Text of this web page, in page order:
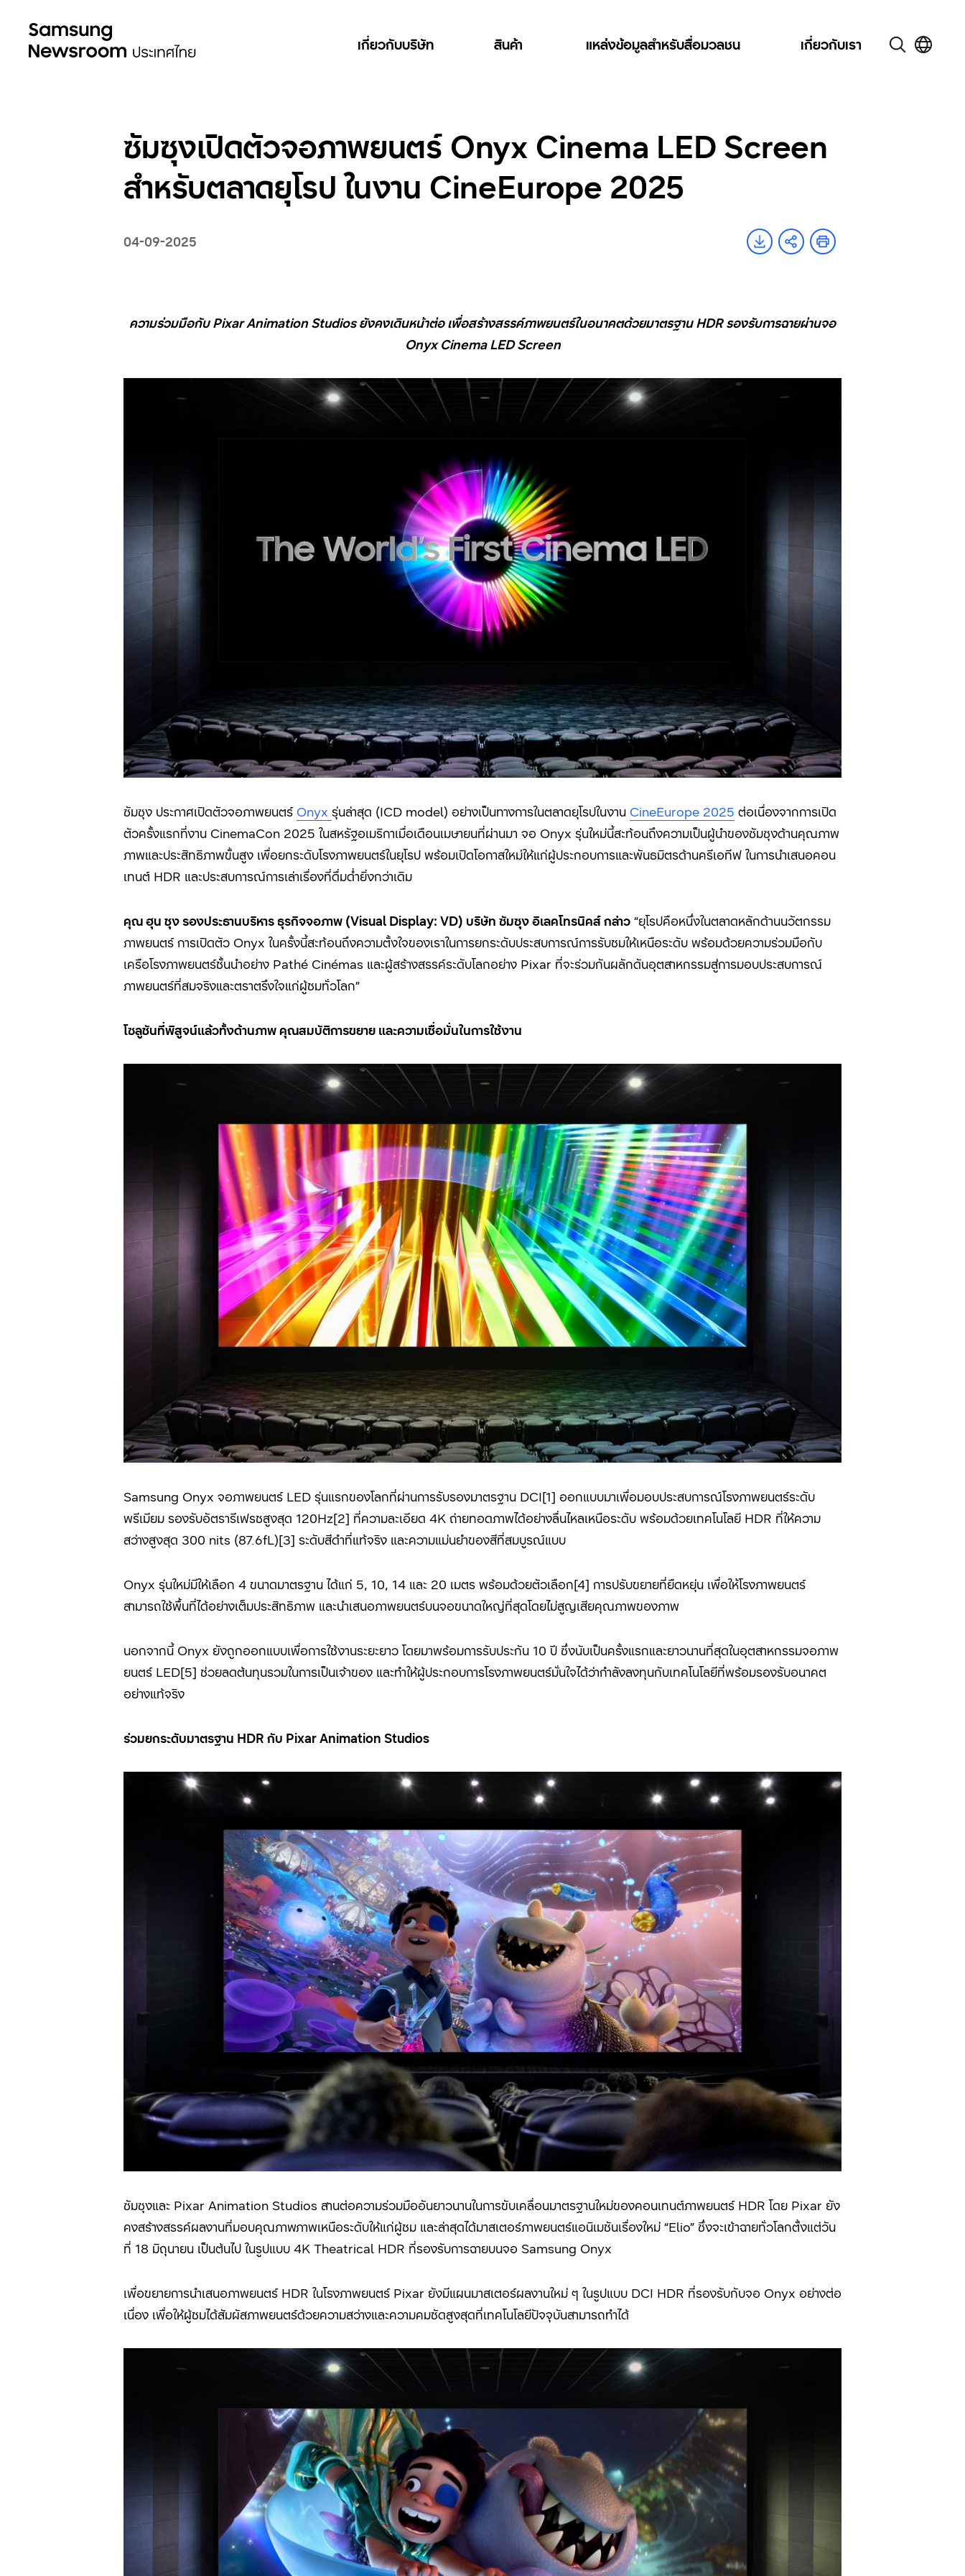
เกี่ยวกับบริษัท สินค้า แหล่งข้อมูลสำหรับสื่อมวลชน เกี่ยวกับเรา
ซัมซุงเปิดตัวจอภาพยนตร์ Onyx Cinema LED Screen
สำหรับตลาดยุโรป ในงาน CineEurope 2025
04-09-2025
ความร่วมมือกับ Pixar Animation Studios ยังคงเดินหน้าต่อ เพื่อสร้างสรรค์ภาพยนตร์ในอนาคตด้วยมาตรฐาน HDR รองรับการฉายผ่านจอ
Onyx Cinema LED Screen
ซัมซุง ประกาศเปิดตัวจอภาพยนตร์ Onyx รุ่นล่าสุด (ICD model) อย่างเป็นทางการในตลาดยุโรปในงาน CineEurope 2025 ต่อเนื่องจากการเปิด
ตัวครั้งแรกที่งาน CinemaCon 2025 ในสหรัฐอเมริกาเมื่อเดือนเมษายนที่ผ่านมา จอ Onyx รุ่นใหม่นี้สะท้อนถึงความเป็นผู้นำของซัมซุงด้านคุณภาพ
ภาพและประสิทธิภาพขั้นสูง เพื่อยกระดับโรงภาพยนตร์ในยุโรป พร้อมเปิดโอกาสใหม่ให้แก่ผู้ประกอบการและพันธมิตรด้านครีเอทีฟ ในการนำเสนอคอน
เทนต์ HDR และประสบการณ์การเล่าเรื่องที่ดื่มด่ำยิ่งกว่าเดิม
คุณ ฮุน ชุง รองประธานบริหาร ธุรกิจจอภาพ (Visual Display: VD) บริษัท ซัมซุง อิเลคโทรนิคส์ กล่าว “ยุโรปคือหนึ่งในตลาดหลักด้านนวัตกรรม
ภาพยนตร์ การเปิดตัว Onyx ในครั้งนี้สะท้อนถึงความตั้งใจของเราในการยกระดับประสบการณ์การรับชมให้เหนือระดับ พร้อมด้วยความร่วมมือกับ
เครือโรงภาพยนตร์ชั้นนำอย่าง Pathé Cinémas และผู้สร้างสรรค์ระดับโลกอย่าง Pixar ที่จะร่วมกันผลักดันอุตสาหกรรมสู่การมอบประสบการณ์
ภาพยนตร์ที่สมจริงและตราตรึงใจแก่ผู้ชมทั่วโลก”
โซลูชันที่พิสูจน์แล้วทั้งด้านภาพ คุณสมบัติการขยาย และความเชื่อมั่นในการใช้งาน
Samsung Onyx จอภาพยนตร์ LED รุ่นแรกของโลกที่ผ่านการรับรองมาตรฐาน DCI[1] ออกแบบมาเพื่อมอบประสบการณ์โรงภาพยนตร์ระดับ
พรีเมียม รองรับอัตรารีเฟรชสูงสุด 120Hz[2] ที่ความละเอียด 4K ถ่ายทอดภาพได้อย่างลื่นไหลเหนือระดับ พร้อมด้วยเทคโนโลยี HDR ที่ให้ความ
สว่างสูงสุด 300 nits (87.6fL)[3] ระดับสีดำที่แท้จริง และความแม่นยำของสีที่สมบูรณ์แบบ
Onyx รุ่นใหม่มีให้เลือก 4 ขนาดมาตรฐาน ได้แก่ 5, 10, 14 และ 20 เมตร พร้อมด้วยตัวเลือก[4] การปรับขยายที่ยืดหยุ่น เพื่อให้โรงภาพยนตร์
สามารถใช้พื้นที่ได้อย่างเต็มประสิทธิภาพ และนำเสนอภาพยนตร์บนจอขนาดใหญ่ที่สุดโดยไม่สูญเสียคุณภาพของภาพ
นอกจากนี้ Onyx ยังถูกออกแบบเพื่อการใช้งานระยะยาว โดยมาพร้อมการรับประกัน 10 ปี ซึ่งนับเป็นครั้งแรกและยาวนานที่สุดในอุตสาหกรรมจอภาพ
ยนตร์ LED[5] ช่วยลดต้นทุนรวมในการเป็นเจ้าของ และทำให้ผู้ประกอบการโรงภาพยนตร์มั่นใจได้ว่ากำลังลงทุนกับเทคโนโลยีที่พร้อมรองรับอนาคต
อย่างแท้จริง
ร่วมยกระดับมาตรฐาน HDR กับ Pixar Animation Studios
ซัมซุงและ Pixar Animation Studios สานต่อความร่วมมืออันยาวนานในการขับเคลื่อนมาตรฐานใหม่ของคอนเทนต์ภาพยนตร์ HDR โดย Pixar ยัง
คงสร้างสรรค์ผลงานที่มอบคุณภาพภาพเหนือระดับให้แก่ผู้ชม และล่าสุดได้มาสเตอร์ภาพยนตร์แอนิเมชันเรื่องใหม่ “Elio” ซึ่งจะเข้าฉายทั่วโลกตั้งแต่วัน
ที่ 18 มิถุนายน เป็นต้นไป ในรูปแบบ 4K Theatrical HDR ที่รองรับการฉายบนจอ Samsung Onyx
เพื่อขยายการนำเสนอภาพยนตร์ HDR ในโรงภาพยนตร์ Pixar ยังมีแผนมาสเตอร์ผลงานใหม่ ๆ ในรูปแบบ DCI HDR ที่รองรับกับจอ Onyx อย่างต่อ
เนื่อง เพื่อให้ผู้ชมได้สัมผัสภาพยนตร์ด้วยความสว่างและความคมชัดสูงสุดที่เทคโนโลยีปัจจุบันสามารถทำได้